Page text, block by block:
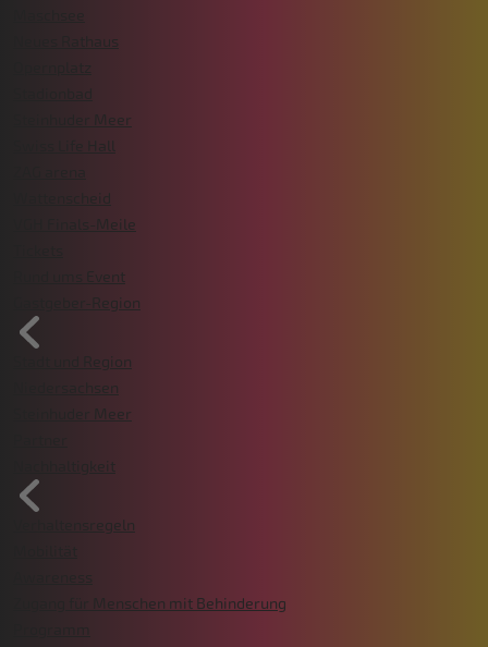
Neues Rathaus
Steinhuder Meer
Swiss Life Hall
Wattenscheid
VGH Finals-Meile
Rund ums Event
Gastgeber-Region
Stadt und Region
Niedersachsen
Steinhuder Meer
Nachhaltigkeit
Verhaltensregeln
Zugang für Menschen mit Behinderung